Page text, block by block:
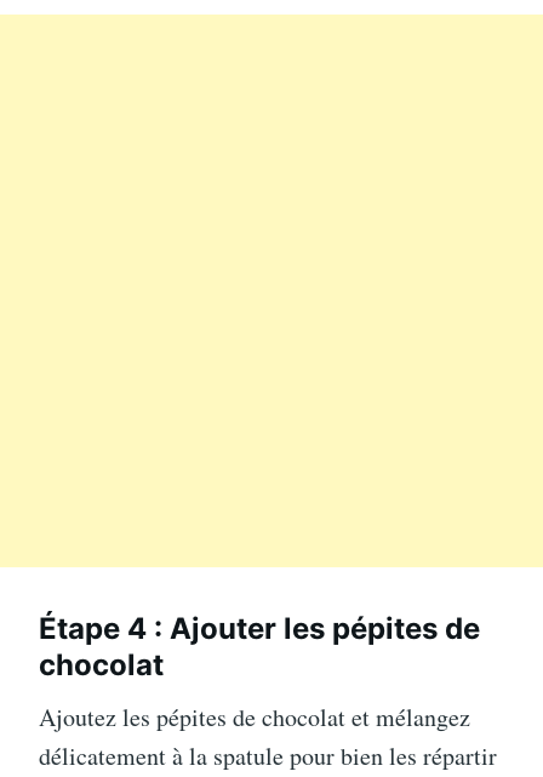
Étape 4 : Ajouter les pépites de
chocolat
Ajoutez les pépites de chocolat et mélangez
délicatement à la spatule pour bien les répartir